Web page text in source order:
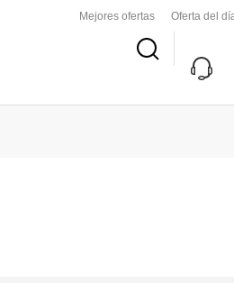
Mejores ofertas Oferta del